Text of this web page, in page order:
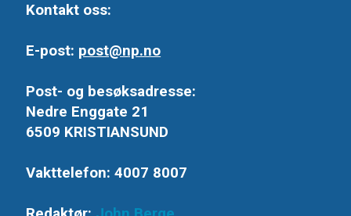
Kontakt oss:
E-post: post@np.no
Post- og besøksadresse:
Nedre Enggate 21
6509 KRISTIANSUND
Vakttelefon: 4007 8007